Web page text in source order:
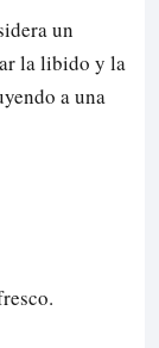
un
la libido y la
a una